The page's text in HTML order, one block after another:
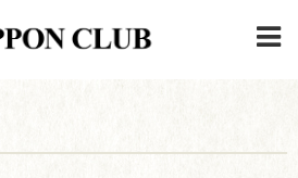
ン
連絡先・駐車場